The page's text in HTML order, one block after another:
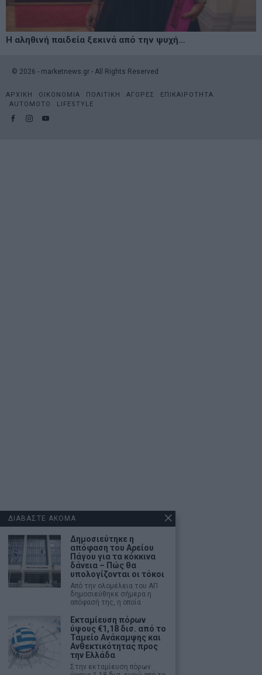
Η αληθινή παιδεία ξεκινά από την ψυχή…
© 2026 - marketnews.gr - All Rights Reserved
ΑΡΧΙΚΗ ΟΙΚΟΝΟΜΙΑ ΠΟΛΙΤΙΚΗ ΑΓΟΡΕΣ
ΕΠΙΚΑΙΡΟΤΗΤΑ
AUTOMOTO
LIFESTYLE
ΔΙΑΒΑΣΤΕ ΑΚΟΜΑ
Δημοσιεύτηκε η
απόφαση του Αρείου
Πάγου για τα κόκκινα
δάνεια – Πώς θα
υπολογίζονται οι τόκοι
Από την ολομέλεια του ΑΠ
δημοσιεύθηκε σήμερα η
απόφασή της, η οποία
Εκταμίευση πόρων
ύψους €1,18 δισ. από το
Ταμείο Ανάκαμψης και
Ανθεκτικότητας προς
την Ελλάδα
Στην εκταμίευση πόρων